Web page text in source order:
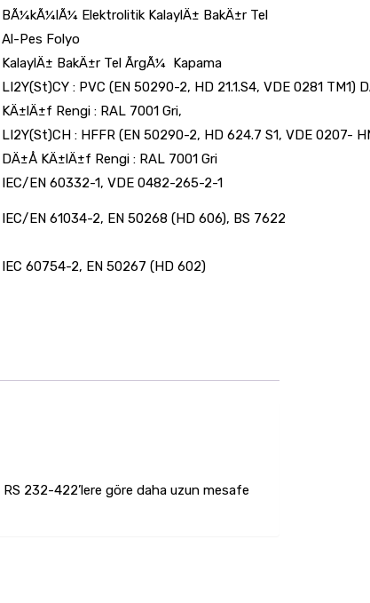
BÃ¼kÃ¼lÃ¼ Elektrolitik KalaylÄ± BakÄ±r Tel
Al-Pes Folyo
KalaylÄ± BakÄ±r Tel ÃrgÃ¼  Kapama
LI2Y(St)CY : PVC (EN 50290-2, HD 21.1.S4, VDE 0281 TM1)
KÄ±lÄ±f Rengi : RAL 7001 Gri,
LI2Y(St)CH : HFFR (EN 50290-2, HD 624.7 S1, VDE 0207-
DÄ±Å KÄ±lÄ±f Rengi : RAL 7001 Gri
IEC/EN 60332-1, VDE 0482-265-2-1
IEC/EN 61034-2, EN 50268 (HD 606), BS 7622
IEC 60754-2, EN 50267 (HD 602)
232-422’lere göre daha uzun mesafe